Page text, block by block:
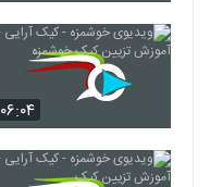
۰۶:۰۴